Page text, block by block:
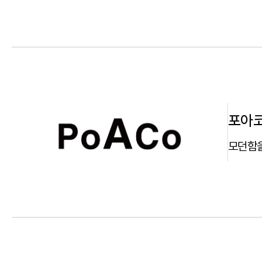
포아
모던함